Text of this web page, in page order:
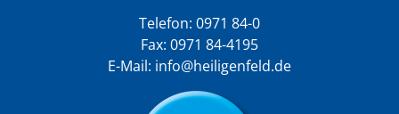
Telefon: 0971 84-0
Fax: 0971 84-4195
E-Mail: info@heiligenfeld.de